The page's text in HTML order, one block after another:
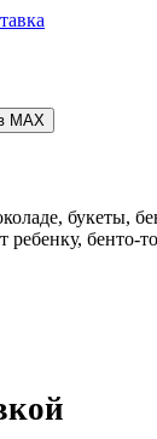
в МАХ
букеты,
бенто-